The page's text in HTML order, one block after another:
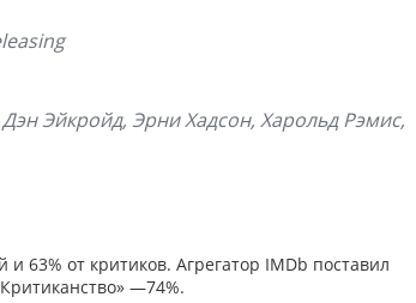
Эйкройд, Эрни Хадсон, Харольд Рэмис,
63% от критиков. Агрегатор IMDb поставил
—74%.